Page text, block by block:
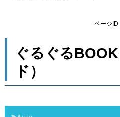
ページID
ぐるぐる
ド）